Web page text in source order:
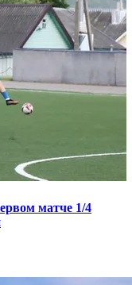
матче 1/4